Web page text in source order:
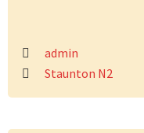
admin
Staunton N2